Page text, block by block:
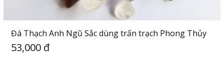
Đá Thạch Anh Ngũ Sắc dùng trấn trạch Phong Thủy
53,000 đ